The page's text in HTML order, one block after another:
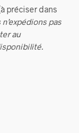
préciser dans
n’expédions pas
au